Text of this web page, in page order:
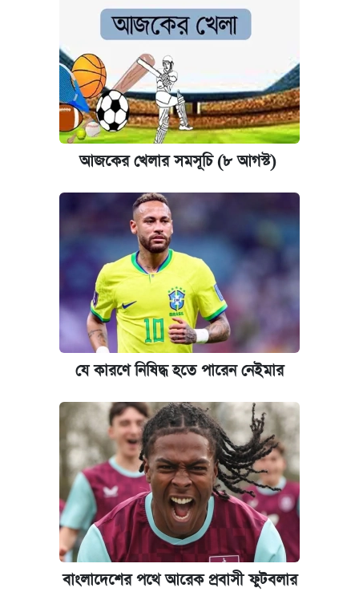
আজকের খেলার সমসূচি (৮ আগস্ট)
যে কারণে নিষিদ্ধ হতে পারেন নেইমার
বাংলাদেশের পথে আরেক প্রবাসী ফুটবলার